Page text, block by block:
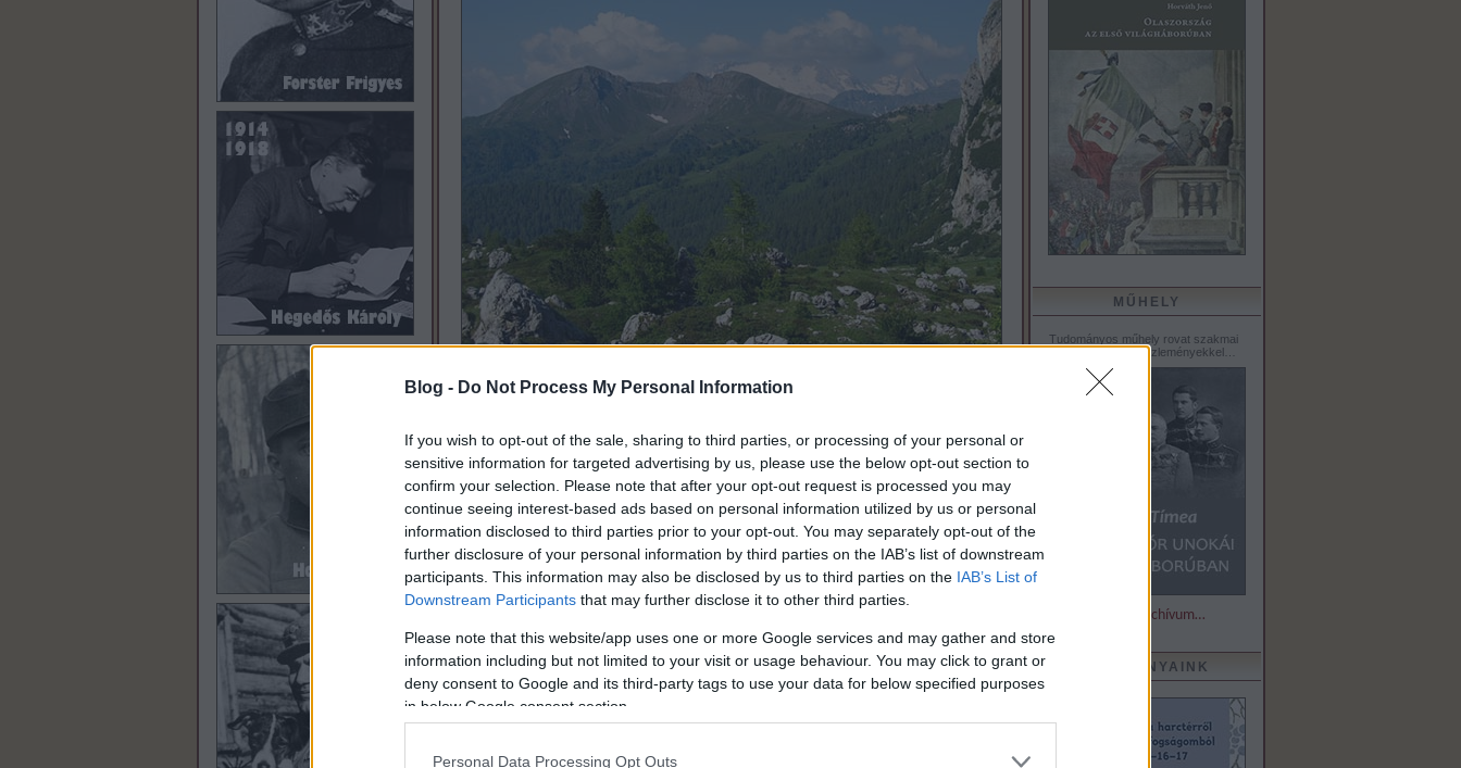
Blog - Do Not Process My Personal Information
If you wish to opt-out of the sale, sharing to third parties, or processing of your personal or
sensitive information for targeted advertising by us, please use the below opt-out section to
confirm your selection. Please note that after your opt-out request is processed you may
continue seeing interest-based ads based on personal information utilized by us or personal
information disclosed to third parties prior to your opt-out. You may separately opt-out of the
further disclosure of your personal information by third parties on the IAB’s list of downstream
participants. This information may also be disclosed by us to third parties on the IAB’s List of
Downstream Participants that may further disclose it to other third parties.
Please note that this website/app uses one or more Google services and may gather and store
information including but not limited to your visit or usage behaviour. You may click to grant or
deny consent to Google and its third-party tags to use your data for below specified purposes
in below Google consent section.
Personal Data Processing Opt Outs
MŰHELY
Tudományos műhely rovat szakmai
tanulmányokkal, közleményekkel…
Részletek és archívum…
KIADVÁNYAINK